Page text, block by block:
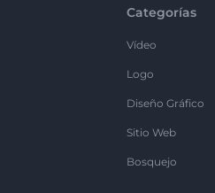
Categorías
Vídeo
Logo
Diseño Gráfico
Sitio Web
Bosquejo